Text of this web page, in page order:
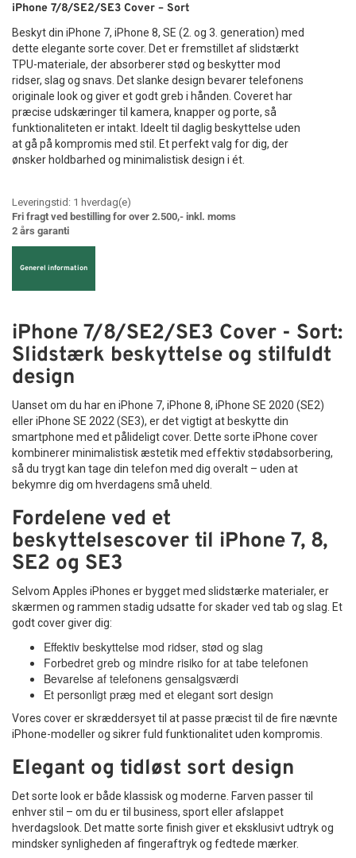
iPhone 7/8/SE2/SE3 Cover – Sort
Beskyt din iPhone 7, iPhone 8, SE (2. og 3. generation) med
dette elegante sorte cover. Det er fremstillet af slidstærkt
TPU-materiale, der absorberer stød og beskytter mod
ridser, slag og snavs. Det slanke design bevarer telefonens
originale look og giver et godt greb i hånden. Coveret har
præcise udskæringer til kamera, knapper og porte, så
funktionaliteten er intakt. Ideelt til daglig beskyttelse uden
at gå på kompromis med stil. Et perfekt valg for dig, der
ønsker holdbarhed og minimalistisk design i ét.
Leveringstid: 1 hverdag(e)
Fri fragt ved bestilling for over 2.500,- inkl. moms
2 års garanti
Generel information
iPhone 7/8/SE2/SE3 Cover - Sort:
Slidstærk beskyttelse og stilfuldt
design
Uanset om du har en iPhone 7, iPhone 8, iPhone SE 2020 (SE2)
eller iPhone SE 2022 (SE3), er det vigtigt at beskytte din
smartphone med et pålideligt cover. Dette sorte iPhone cover
kombinerer minimalistisk æstetik med effektiv stødabsorbering,
så du trygt kan tage din telefon med dig overalt – uden at
bekymre dig om hverdagens små uheld.
Fordelene ved et
beskyttelsescover til iPhone 7, 8,
SE2 og SE3
Selvom Apples iPhones er bygget med slidstærke materialer, er
skærmen og rammen stadig udsatte for skader ved tab og slag. Et
godt cover giver dig:
Effektiv beskyttelse mod ridser, stød og slag
Forbedret greb og mindre risiko for at tabe telefonen
Bevarelse af telefonens gensalgsværdi
Et personligt præg med et elegant sort design
Vores cover er skræddersyet til at passe præcist til de fire nævnte
iPhone-modeller og sikrer fuld funktionalitet uden kompromis.
Elegant og tidløst sort design
Det sorte look er både klassisk og moderne. Farven passer til
enhver stil – om du er til business, sport eller afslappet
hverdagslook. Det matte sorte finish giver et eksklusivt udtryk og
mindsker synligheden af fingeraftryk og fedtede mærker.